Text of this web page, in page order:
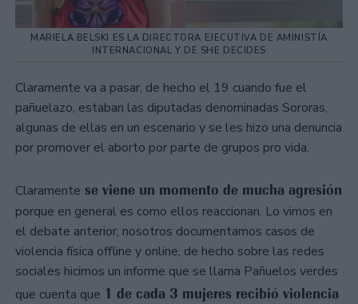
MARIELA BELSKI ES LA DIRECTORA EJECUTIVA DE AMINISTÍA
INTERNACIONAL Y DE SHE DECIDES
Claramente va a pasar, de hecho el 19 cuando fue el
pañuelazo, estaban las diputadas denominadas Sororas,
algunas de ellas en un escenario y se les hizo una denuncia
por promover el aborto por parte de grupos pro vida.
Claramente se viene un momento de mucha agresión
porque en general es como ellos reaccionan. Lo vimos en
el debate anterior, nosotros documentamos casos de
violencia física offline y online, de hecho sobre las redes
sociales hicimos un informe que se llama Pañuelos verdes
que cuenta que 1 de cada 3 mujeres recibió violencia